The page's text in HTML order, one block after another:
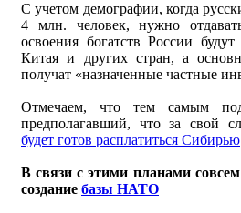
С учетом демографии, когда
4 млн. человек, нужно
освоения богатств России
Китая и других стран, а
получат «назначенные частные
Отмечаем, что тем самым
предполагавший, что за свой
будет готов расплатиться Сибирью
В связи с этими планами
создание базы НАТО